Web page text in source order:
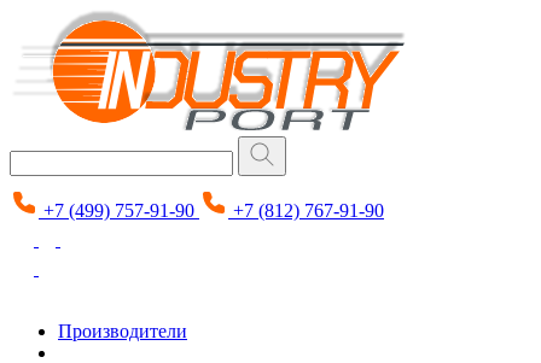
+7 (499) 757-91-90 +7 (812) 767-91-90
Производители